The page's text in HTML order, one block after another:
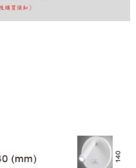
」之結帳頁面顯示為準，若有關於
理人或監護人之同意方可使用
者引起之損失，本公司不負相關責
據個別帳號之用戶狀況，依本公司即
度不足之情形，本公司將視審查結果